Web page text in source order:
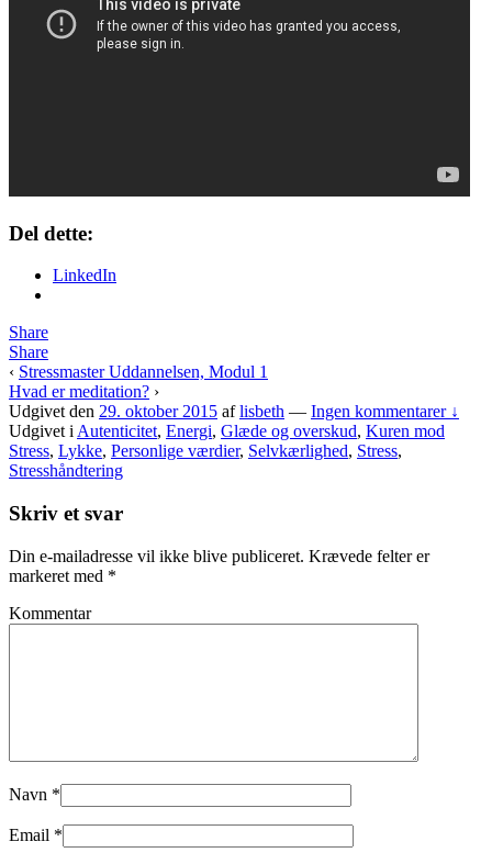
Del dette:
LinkedIn
Share
Share
‹ Stressmaster Uddannelsen, Modul 1
Hvad er meditation? ›
Udgivet den 29. oktober 2015 aflisbeth — Ingen kommentarer ↓
Udgivet i Autenticitet, Energi, Glæde og overskud, Kuren mod
Stress, Lykke, Personlige værdier, Selvkærlighed, Stress,
Stresshåndtering
Skriv et svar
Din e-mailadresse vil ikke blive publiceret. Krævede felter er
markeret med *
Kommentar
Navn *
Email *